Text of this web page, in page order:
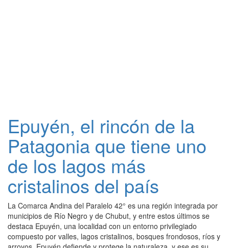
Epuyén, el rincón de la
Patagonia que tiene uno
de los lagos más
cristalinos del país
La Comarca Andina del Paralelo 42° es una región integrada por
municipios de Río Negro y de Chubut, y entre estos últimos se
destaca Epuyén, una localidad con un entorno privilegiado
compuesto por valles, lagos cristalinos, bosques frondosos, ríos y